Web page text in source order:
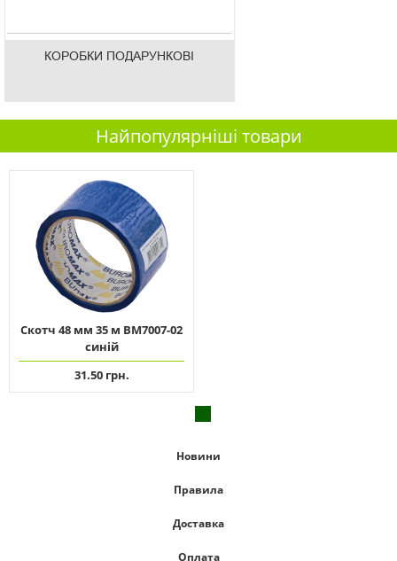
КОРОБКИ ПОДАРУНКОВІ
Найпопулярніші товари
Скотч 48 мм 35 м ВМ7007-02
синій
31.50 грн.
Новини
Правила
Доставка
Оплата